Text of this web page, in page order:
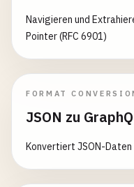
Navigieren und
Pointer (RFC 6901)
FORMAT
JSON zu
Konvertiert JSON-